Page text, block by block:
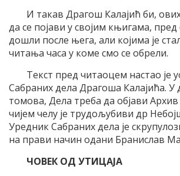
И такав Драгош Калајић би,
да се појави у својим књигама, пред
дошли после њега, али којима је
читања часа у коме смо се обрели.
Текст пред читаоцем настао је
Сабраних дела Драгоша Калајића. У
томова, Дела треба да објави
чијем челу је трудољубиви др
Уредник Сабраних дела је
на прави начин одани Бранислав
ЧОВЕК ОД УТИЦАЈА